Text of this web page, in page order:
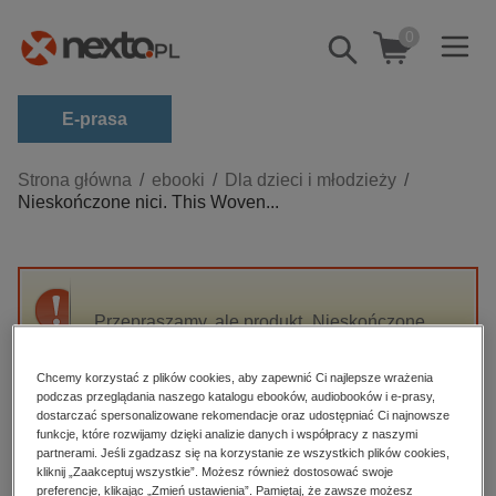
Pokaż/schowaj
wyszukiwarkę
0
E-prasa
Kategorie
Zobacz wszystkie E-prasa
budownictwo, aranżacja wnętrz
darmowe wydania
edukacja
hobby, sport, rozrywka
komputery, internet, technologie, informatyka
Strona główna ebooki
Dla dzieci i młodzieży
Nieskończone nici. This Woven...
Przepraszamy, ale produkt „Nieskończone
High-contrast mode
Polecane
Chcemy korzystać z plików cookies, aby zapewnić Ci najlepsze wrażenia
podczas przeglądania naszego katalogu ebooków, audiobooków i e-prasy,
dostarczać spersonalizowane rekomendacje oraz udostępniać Ci najnowsze
funkcje, które rozwijamy dzięki analizie danych i współpracy z naszymi
partnerami. Jeśli zgadzasz się na korzystanie ze wszystkich plików cookies,
kliknij „Zaakceptuj wszystkie”. Możesz również dostosować swoje
preferencje, klikając „Zmień ustawienia”. Pamiętaj, że zawsze możesz